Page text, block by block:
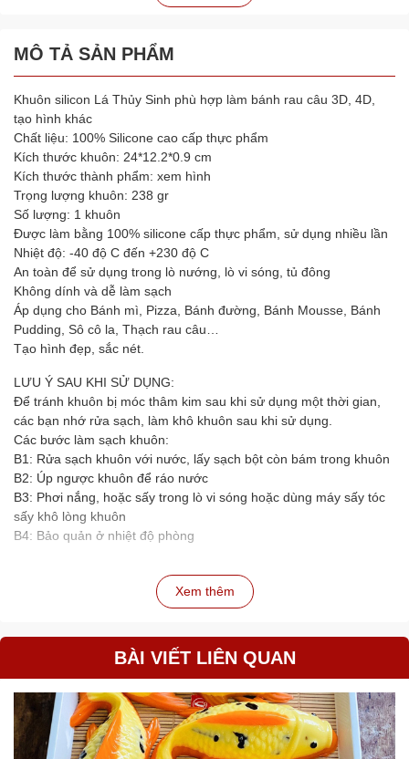
MÔ TẢ SẢN PHẨM
Khuôn silicon Lá Thủy Sinh phù hợp làm bánh rau câu 3D, 4D,
tạo hình khác
Chất liệu: 100% Silicone cao cấp thực phẩm
Kích thước khuôn: 24*12.2*0.9 cm
Kích thước thành phẩm: xem hình
Trọng lượng khuôn: 238 gr
Số lượng: 1 khuôn
Được làm bằng 100% silicone cấp thực phẩm, sử dụng nhiều lần
Nhiệt độ: -40 độ C đến +230 độ C
An toàn để sử dụng trong lò nướng, lò vi sóng, tủ đông
Không dính và dễ làm sạch
Áp dụng cho Bánh mì, Pizza, Bánh đường, Bánh Mousse, Bánh
Pudding, Sô cô la, Thạch rau câu…
Tạo hình đẹp, sắc nét.
LƯU Ý SAU KHI SỬ DỤNG:
Để tránh khuôn bị móc thâm kim sau khi sử dụng một thời gian,
các bạn nhớ rửa sạch, làm khô khuôn sau khi sử dụng.
Các bước làm sạch khuôn:
B1: Rửa sạch khuôn với nước, lấy sạch bột còn bám trong khuôn
B2: Úp ngược khuôn để ráo nước
B3: Phơi nắng, hoặc sấy trong lò vi sóng hoặc dùng máy sấy tóc
sấy khô lòng khuôn
B4: Bảo quản ở nhiệt độ phòng
Xem thêm
BÀI VIẾT LIÊN QUAN